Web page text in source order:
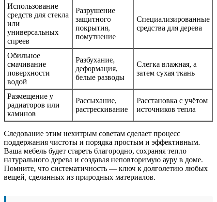
Использование
средств для стекла
или
универсальных
спреев
Разрушение
защитного
покрытия,
помутнение
Специализированные
средства для дерева
Обильное
смачивание
поверхности
водой
Разбухание,
деформация,
белые разводы
Слегка влажная, а
затем сухая ткань
Размещение у
радиаторов или
каминов
Рассыхание,
растрескивание
Расстановка с учётом
источников тепла
Следование этим нехитрым советам сделает процесс
поддержания чистоты и порядка простым и эффективным.
Ваша мебель будет стареть благородно, сохраняя тепло
натурального дерева и создавая неповторимую ауру в доме.
Помните, что систематичность — ключ к долголетию любых
вещей, сделанных из природных материалов.